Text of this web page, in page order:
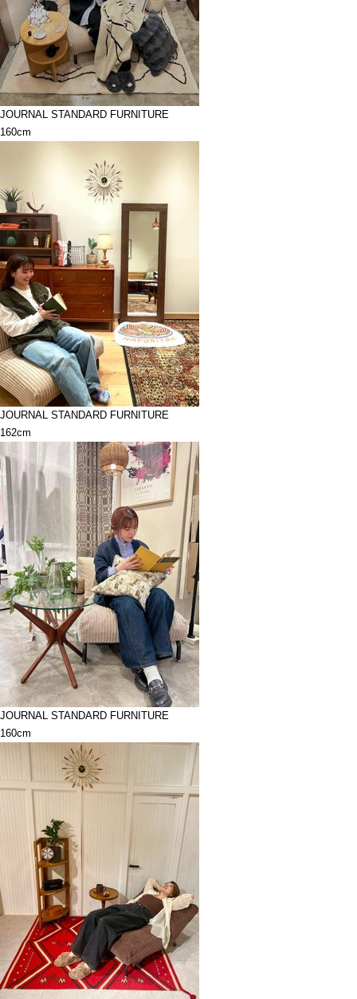
JOURNAL STANDARD FURNITURE
160cm
JOURNAL STANDARD FURNITURE
162cm
JOURNAL STANDARD FURNITURE
160cm